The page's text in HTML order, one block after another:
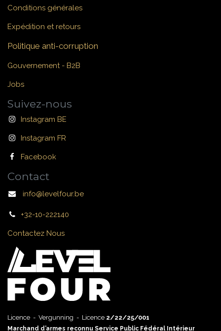
Conditions générales
Expédition et retours
Politique anti-corruption
Gouvernement - B2B
Jobs
Suivez-nous
Instagram BE
Instagram FR
Facebook
Contact
info@levelfour.be
+32-10-222140
Contactez Nous
Licence - Vergunning - Licence 2/22/25/001
Marchand d’armes reconnu Service Public Fédéral Intérieur